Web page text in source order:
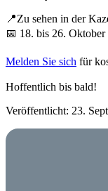
📍Zu sehen in der
📅 18. bis 26.
Melden Sie sich für
Hoffentlich bis bald!
Veröffentlicht: 23.